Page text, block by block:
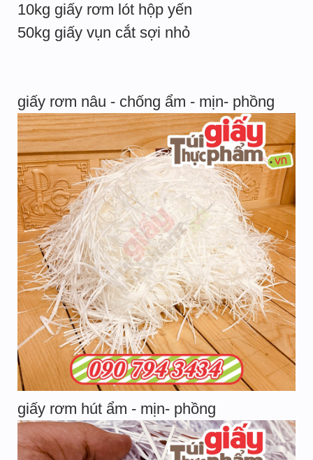
10kg giấy rơm lót hộp yến
50kg giấy vụn cắt sợi nhỏ
giấy rơm nâu - chống ẩm - mịn- phồng
giấy rơm hút ẩm - mịn- phồng